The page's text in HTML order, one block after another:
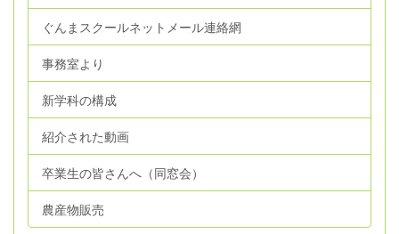
ぐんまスクールネットメール連絡網
事務室より
新学科の構成
紹介された動画
卒業生の皆さんへ（同窓会）
農産物販売